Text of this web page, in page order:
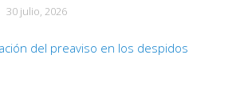
30 julio, 2026
del preaviso en los despidos